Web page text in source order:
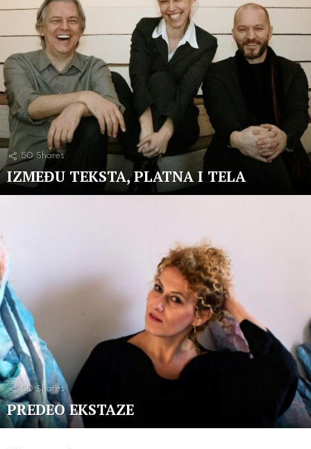
50 Shares
IZMEĐU TEKSTA, PLATNA I TELA
50 Shares
PREDEO EKSTAZE